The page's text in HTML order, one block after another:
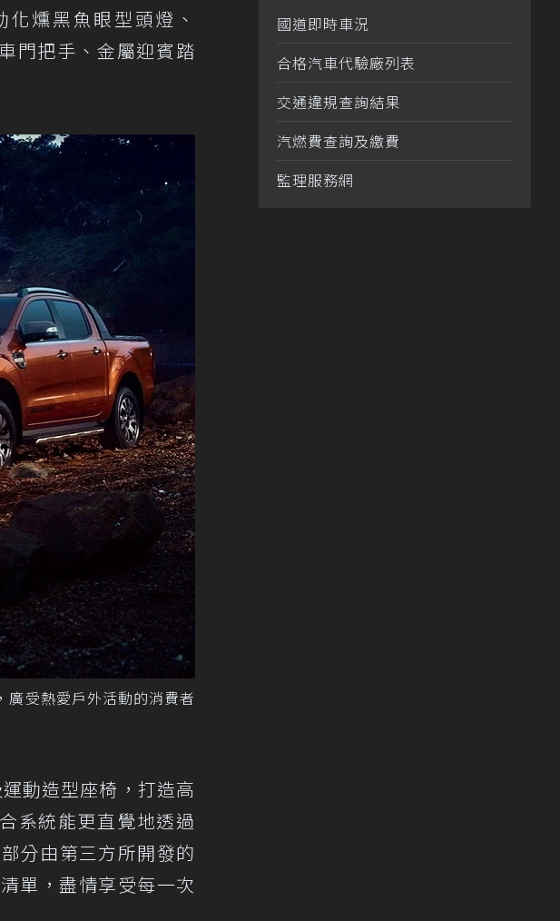
燻黑魚眼型頭燈、
門把手、金屬迎賓踏
受熱愛戶外活動的消費者
動造型座椅，打造高
系統能更直覺地透過
分由第三方所開發的
單，盡情享受每一次
國道即時車況
合格汽車代驗廠列表
交通違規查詢結果
汽燃費查詢及繳費
監理服務網